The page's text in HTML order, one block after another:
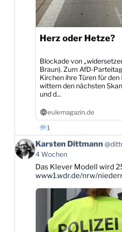
Herz oder Hetze?
Blockade von
Braun). Zum AfD-
Kirchen ihre Türen für
wittern den nächsten
und d...
eulemagazin.de
1
Beitrag
von
Karsten
Dittmann
Bluesky
Karsten Dittmann
4 Wochen
Das Klever Modell wird
www1.wdr.de/nrw/